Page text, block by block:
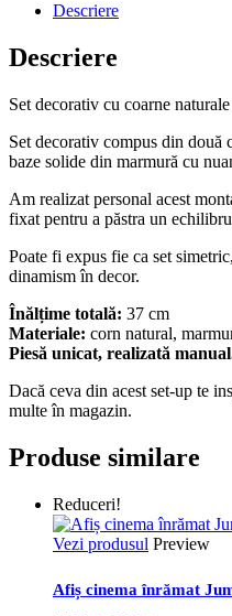
Descriere
Descriere
Set decorativ cu coarne
Set decorativ compus din două
baze solide din marmură cu
Am realizat personal acest
fixat pentru a păstra un
Poate fi expus fie ca set
dinamism în decor.
Înălțime totală: 37 cm
Materiale: corn natural,
Piesă unicat, realizată
Dacă ceva din acest set-up te
multe în magazin.
Produse similare
Reduceri!
Vezi produsul Preview
Afiș cinema înrămat